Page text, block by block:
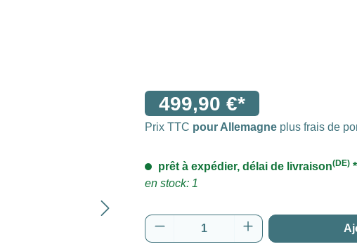
499,90 €*
Prix TTC pour Allemagne plus frais de
prêt à expédier, délai de livraison(DE)
en stock: 1
Quantité de produit : Entrez